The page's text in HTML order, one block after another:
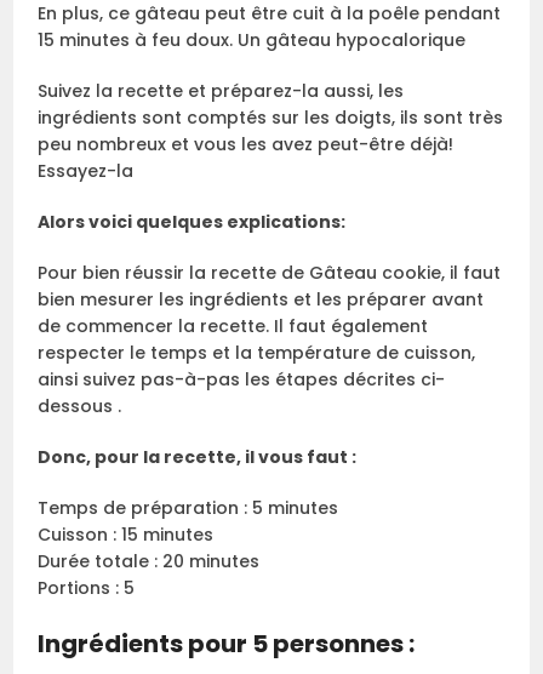
En plus, ce gâteau peut être cuit à la poêle pendant
15 minutes à feu doux. Un gâteau hypocalorique
Suivez la recette et préparez-la aussi, les
ingrédients sont comptés sur les doigts, ils sont très
peu nombreux et vous les avez peut-être déjà!
Essayez-la
Alors voici quelques explications:
Pour bien réussir la recette de Gâteau cookie, il faut
bien mesurer les ingrédients et les préparer avant
de commencer la recette. Il faut également
respecter le temps et la température de cuisson,
ainsi suivez pas-à-pas les étapes décrites ci-
dessous .
Donc, pour la recette, il vous faut :
Temps de préparation : 5 minutes
Cuisson : 15 minutes
Durée totale : 20 minutes
Portions : 5
Ingrédients pour 5 personnes :